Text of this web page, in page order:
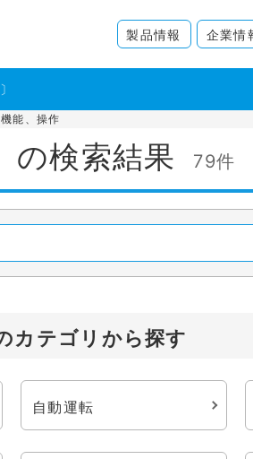
製品情報 企業情
機能、操作
の検索結果 79件
カテゴリから探す
自動運転